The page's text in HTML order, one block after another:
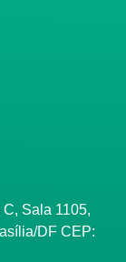
Sala 1105,
DF CEP: